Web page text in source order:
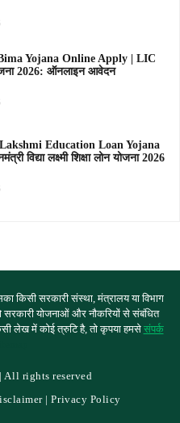
Yojana Online Apply | LIC
2026: ऑनलाइन आवेदन
Education Loan Yojana
विद्या लक्ष्मी शिक्षा लोन योजना 2026
किसी सरकारी संस्था, मंत्रालय या विभाग
योजनाओं और नौकरियों से संबंधित
लेख में कोई त्रुटि है, तो कृपया हमसे संपर्क
All rights reserved
|Privacy Policy